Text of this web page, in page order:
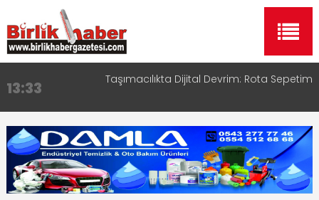
17:15
Aksaray OSB Bölge Müdürü Makam Koltuğunu
16:00
Aksaray Esnaf Rehberi ile Google ve Yapay Zeka
Aramalarında Öne Çıkın
8:23 Aksaray Esnaf Rehberi Hizmete Girdi
11:30
Birlikhaber.com Yayın Hayatına Başladı | Hızlı ve
Akıllı Haber Platformu